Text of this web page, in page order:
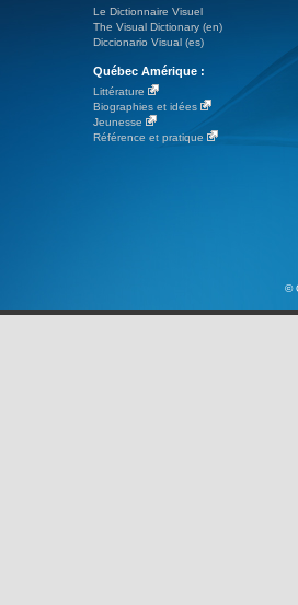
Le Dictionnaire Visuel
The Visual Dictionary (en)
Diccionario Visual (es)
Québec Amérique :
Littérature
Biographies et idées
Jeunesse
Référence et pratique
©